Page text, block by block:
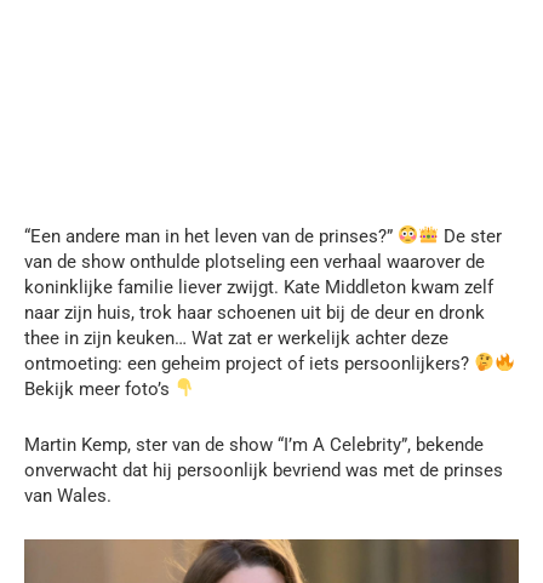
“Een andere man in het leven van de prinses?”
De ster
van de show onthulde plotseling een verhaal waarover de
koninklijke familie liever zwijgt. Kate Middleton kwam zelf
naar zijn huis, trok haar schoenen uit bij de deur en dronk
thee in zijn keuken… Wat zat er werkelijk achter deze
ontmoeting: een geheim project of iets persoonlijkers?
Bekijk meer foto’s
Martin Kemp, ster van de show “I’m A Celebrity”, bekende
onverwacht dat hij persoonlijk bevriend was met de prinses
van Wales.